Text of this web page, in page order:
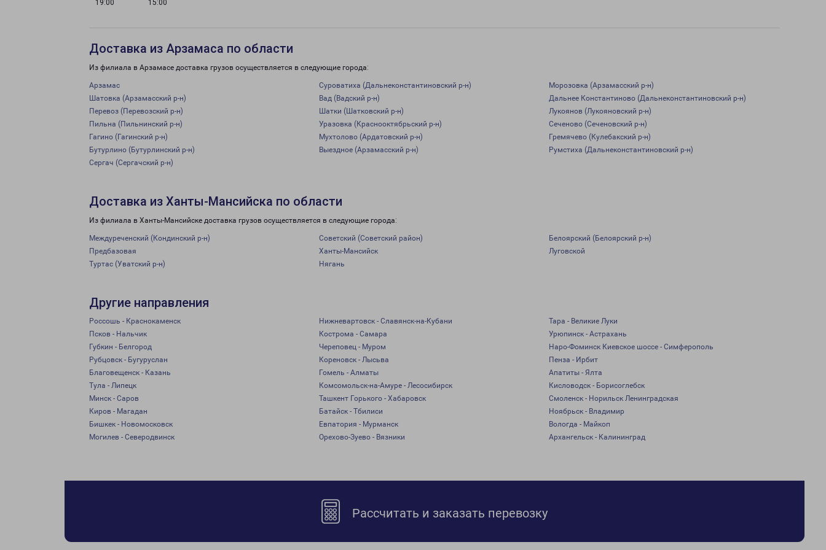
19:00 15:00
Доставка из Арзамаса по области
Из филиала в Арзамасе доставка грузов осуществляется в следующие города:
Арзамас Суроватиха (Дальнеконстантиновский р-н)
Морозовка (Арзамасский р-н)
Шатовка (Арзамасский р-н)
Вад (Вадский р-н)
Дальнее Константиново (Дальнеконстантиновский р-н)
Перевоз (Перевозский р-н)
Шатки (Шатковский р-н)
Лукоянов (Лукояновский р-н)
Пильна (Пильнинский р-н)
Уразовка (Краснооктябрьский р-н)
Сеченово (Сеченовский р-н)
Гагино (Гагинский р-н)
Мухтолово (Ардатовский р-н)
Гремячево (Кулебакский р-н)
Бутурлино (Бутурлинский р-н)
Выездное (Арзамасский р-н)
Румстиха (Дальнеконстантиновский р-н)
Сергач (Сергачский р-н)
Доставка из Ханты-Мансийска по области
Из филиала в Ханты-Мансийске доставка грузов осуществляется в следующие города:
Междуреченский (Кондинский р-н) Советский (Советский район)
Белоярский (Белоярский р-н)
Предбазовая
Ханты-Мансийск
Луговской
Туртас (Уватский р-н)
Нягань
Другие направления
Россошь - Краснокаменск Нижневартовск - Славянск-на-Кубани
Тара - Великие Луки
Псков - Нальчик
Кострома - Самара
Урюпинск - Астрахань
Губкин - Белгород
Череповец - Муром
Наро-Фоминск Киевское шоссе - Симферополь
Рубцовск - Бугуруслан
Кореновск - Лысьва
Пенза - Ирбит
Благовещенск - Казань
Гомель - Алматы
Апатиты - Ялта
Тула - Липецк
Комсомольск-на-Амуре - Лесосибирск
Кисловодск - Борисоглебск
Минск - Саров
Ташкент Горького - Хабаровск
Смоленск - Норильск Ленинградская
Киров - Магадан
Батайск - Тбилиси
Ноябрьск - Владимир
Бишкек - Новомосковск
Евпатория - Мурманск
Вологда - Майкоп
Могилев - Северодвинск
Орехово-Зуево - Вязники Архангельск - Калининград
Рассчитать и заказать перевозку